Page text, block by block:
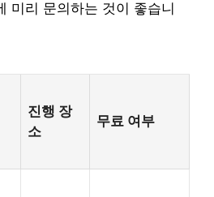
미리 문의하는 것이 좋습니
진행 장
소
무료 여부